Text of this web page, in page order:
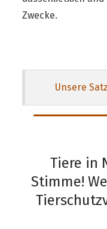
Zwecke.
Unsere
Tiere in
Stimme!